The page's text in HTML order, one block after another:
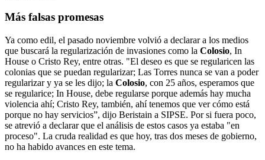
Más falsas promesas
Ya como edil, el pasado noviembre volvió a declarar a los medios
que buscará la regularización de invasiones como la Colosio, In
House o Cristo Rey, entre otras. "El deseo es que se regularicen las
colonias que se puedan regularizar; Las Torres nunca se van a poder
regularizar y ya se les dijo; la Colosio, con 25 años, esperamos que
se regularice; In House, debe regularse porque además hay mucha
violencia ahí; Cristo Rey, también, ahí tenemos que ver cómo está
porque no hay servicios”, dijo Beristain a SIPSE. Por si fuera poco,
se atrevió a declarar que el análisis de estos casos ya estaba "en
proceso". La cruda realidad es que hoy, tras dos meses de gobierno,
no ha habido avances en este tema.